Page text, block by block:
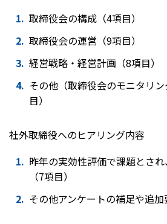
取締役会の構成（4項目）
取締役会の運営（9項目）
経営戦略・経営計画（8項目）
その他（取締役会のモニタリ
目）
社外取締役へのヒアリング内容
昨年の実効性評価で課題とさ
（7項目）
その他アンケートの補足や追